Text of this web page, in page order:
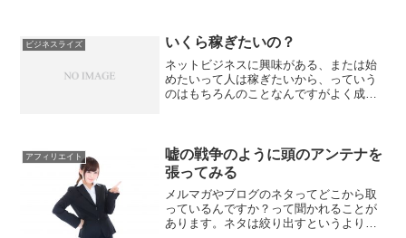
ビジネスライズ いくら稼ぎたいの？
ネットビジネスに興味がある、または始
めたいって人は稼ぎたいから、っていう
のはもちろんのことなんですがよく成功
回りの雰囲気で...
アフィリエイト
嘘の戦争のように頭のアンテナを
張ってみる
メルマガやブログのネタってどこから取
っているんですか？って聞かれることが
あります。ネタは絞り出すというより